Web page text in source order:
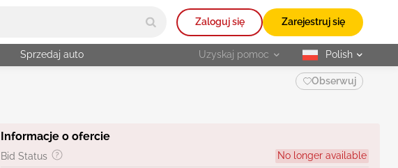
Zaloguj się Zarejestruj się
Sprzedaj auto Uzyskaj pomoc selected
Polish
Obserwuj
Informacje o ofercie
Bid Status
No longer available